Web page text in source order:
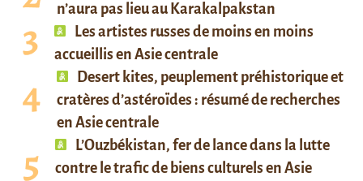
n’aura pas lieu au Karakalpakstan
Les artistes russes de moins en moins
accueillis en Asie centrale
Desert kites, peuplement préhistorique et
cratères d’astéroïdes : résumé de recherches
en Asie centrale
L’Ouzbékistan, fer de lance dans la lutte
contre le trafic de biens culturels en Asie